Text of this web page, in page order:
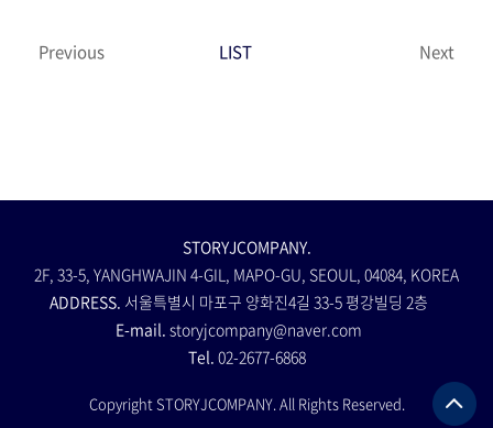
Previous LIST Next
STORYJCOMPANY.
2F, 33-5, YANGHWAJIN 4-GIL, MAPO-GU, SEOUL, 04084, KOREA
ADDRESS. 서울특별시 마포구 양화진4길 33-5 평강빌딩 2층
E-mail. storyjcompany@naver.com
Tel. 02-2677-6868
Copyright STORYJCOMPANY. All Rights Reserved.